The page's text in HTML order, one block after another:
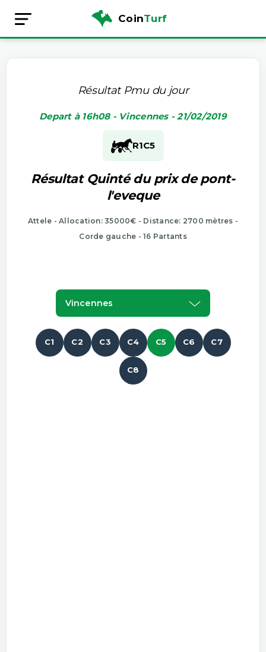
CoinTurf
Résultat Pmu du jour
Depart à 16h08 - Vincennes - 21/02/2019
R1C5
Résultat Quinté du prix de pont-
l'eveque
Attele - Allocation: 35000€ - Distance: 2700 mètres -
Corde gauche - 16 Partants
Vincennes
C1 C2 C3 C4 C5 C6 C7
C8